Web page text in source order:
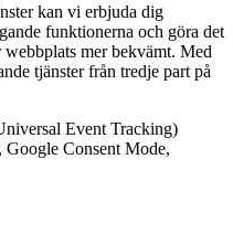
kan vi erbjuda dig
funktionerna och göra det
mer bekvämt. Med
tjänster från tredje part på
Event Tracking)
Consent Mode,